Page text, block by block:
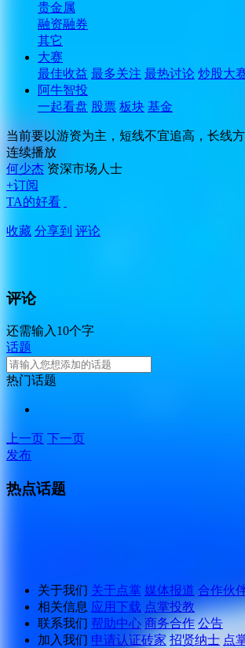
贵金属
融资融券
其它
大赛
最佳收益 最多关注 最热讨论 炒股大
阿牛智投
一起看盘 股票 板块 基金
当前要以游资为主，短线不宜追高，长线
连续播放
何少杰 资深市场人士
+订阅
TA的好看
收藏 分享到 评论
评论
还需输入10个字
话题
热门话题
上一页 下一页
发布
热点话题
关于我们 关于点掌 媒体报道 合作伙
相关信息 应用下载 点掌投教
联系我们 帮助中心 商务合作 公告
加入我们 申请认证砖家 招贤纳士 点